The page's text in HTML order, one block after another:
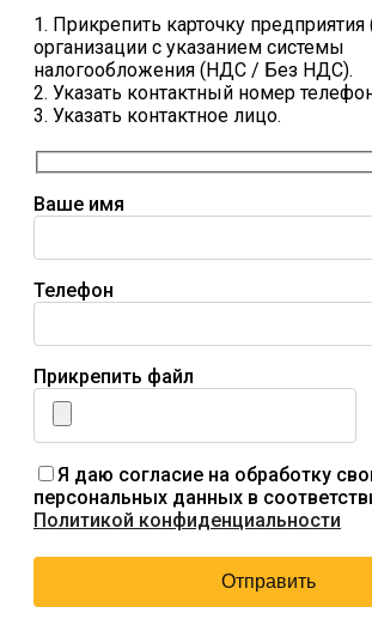
1. Прикрепить карточку
организации с указанием системы
налогообложения (НДС / Без НДС).
2. Указать контактный номер
3. Указать контактное лицо.
Ваше имя
Телефон
Прикрепить файл
Я даю согласие на обработку
персональных данных в
Политикой конфиденциальности